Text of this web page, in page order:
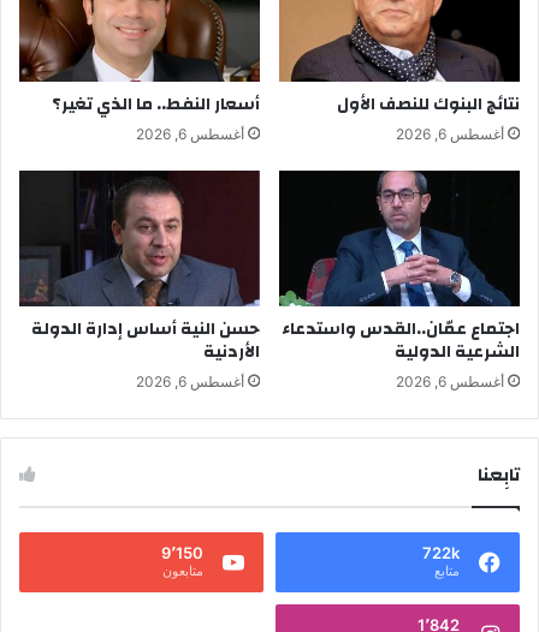
نتائج البنوك للنصف الأول
أغسطس 6, 2026
أسعار النفط.. ما الذي تغير؟
أغسطس 6, 2026
اجتماع عمّان..القدس واستدعاء
الشرعية الدولية
أغسطس 6, 2026
حسن النية أساس إدارة الدولة
الأردنية
أغسطس 6, 2026
تابِعنا
722k
متابع
9٬150
متابعون
1٬842